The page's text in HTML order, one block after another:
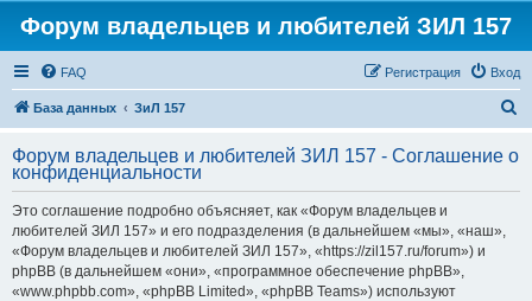
Форум владельцев и любителей ЗИЛ 157
FAQ Вход
Регистрация
База данных ЗиЛ 157
с
Форум владельцев и любителей ЗИЛ 157 - Соглашение о
конфиденциальности
Это соглашение подробно объясняет, как «Форум владельцев и
любителей ЗИЛ 157» и его подразделения (в дальнейшем «мы», «наш»,
«Форум владельцев и любителей ЗИЛ 157», «https://zil157.ru/forum») и
phpBB (в дальнейшем «они», «программное обеспечение phpBB»,
«www.phpbb.com», «phpBB Limited», «phpBB Teams») используют